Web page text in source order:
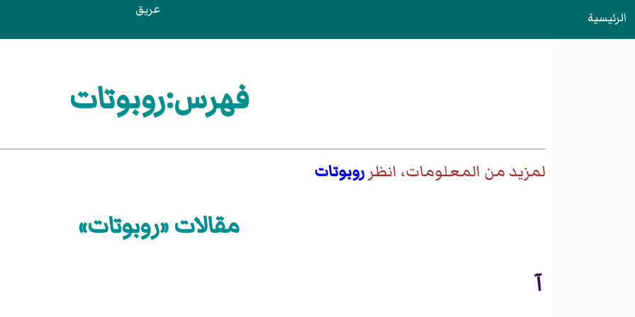
الرئيسية عريق
فهرس:روبوتات
لمزيد من المعلومات، انظرروبوتات
مقالات «روبوتات»
آ